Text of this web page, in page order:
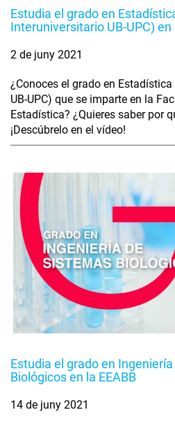
Estudia el grado en
Interuniversitario UB-UPC) en
2 de juny 2021
¿Conoces el grado en
UB-UPC) que se imparte en la
Estadística? ¿Quieres saber por
¡Descúbrelo en el vídeo!
Estudia el grado en
Biológicos en la EEABB
14 de juny 2021